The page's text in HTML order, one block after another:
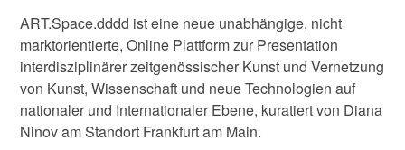
ART.Space.dddd ist eine neue unabhängige, nicht
marktorientierte, Online Plattform zur Presentation
interdisziplinärer zeitgenössischer Kunst und Vernetzung
von Kunst, Wissenschaft und neue Technologien auf
nationaler und Internationaler Ebene, kuratiert von Diana
Ninov am Standort Frankfurt am Main.